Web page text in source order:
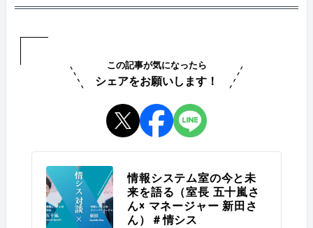
この記事が気になったら
シェアをお願いします！
情報システム室の今と未
来を語る（室長 五十嵐さ
ん× マネージャー 新田さ
ん）＃情シス